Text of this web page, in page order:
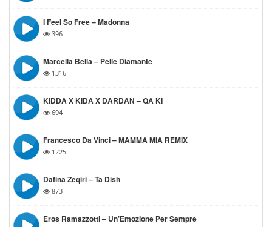
I Feel So Free – Madonna
396
Marcella Bella – Pelle Diamante
1316
KIDDA X KIDA X DARDAN – QA KI
694
Francesco Da Vinci – MAMMA MIA REMIX
1225
Dafina Zeqiri – Ta Dish
873
Eros Ramazzotti – Un’Emozione Per Sempre